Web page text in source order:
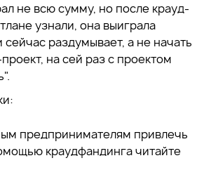
не всю сумму, но после крауд-
узнали, она выиграла
сейчас раздумывает, а не начать
на сей раз с проектом
предпринимателям привлечь
краудфандинга читайте